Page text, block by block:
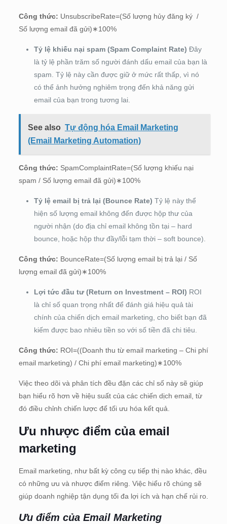
Công thức: UnsubscribeRate=(Số lượng hủy đăng ký ​ /
Số lượng email đã gửi)∗100%
Tỷ lệ khiếu nại spam (Spam Complaint Rate) Đây
là tỷ lệ phần trăm số người đánh dấu email của bạn là
spam. Tỷ lệ này cần được giữ ở mức rất thấp, vì nó
có thể ảnh hưởng nghiêm trọng đến khả năng gửi
email của bạn trong tương lai.
See also Tự động hóa Email Marketing
(Email Marketing Automation)
Công thức: SpamComplaintRate=(Số lượng khiếu nại
spam / Số lượng email đã gửi)∗100%
Tỷ lệ email bị trả lại (Bounce Rate) Tỷ lệ này thể
hiện số lượng email không đến được hộp thư của
người nhận (do địa chỉ email không tồn tại – hard
bounce, hoặc hộp thư đầy/lỗi tạm thời – soft bounce).
Công thức: BounceRate=(Số lượng email bị trả lại / Số
lượng email đã gửi)∗100%
Lợi tức đầu tư (Return on Investment – ROI) ROI
là chỉ số quan trọng nhất để đánh giá hiệu quả tài
chính của chiến dịch email marketing, cho biết bạn đã
kiếm được bao nhiêu tiền so với số tiền đã chi tiêu.
Công thức: ROI=((Doanh thu từ email marketing – Chi phí
email marketing) / Chi phí email marketing)∗100%
Việc theo dõi và phân tích đều đặn các chỉ số này sẽ giúp
bạn hiểu rõ hơn về hiệu suất của các chiến dịch email, từ
đó điều chỉnh chiến lược để tối ưu hóa kết quả.
Ưu nhược điểm của email
marketing
Email marketing, như bất kỳ công cụ tiếp thị nào khác, đều
có những ưu và nhược điểm riêng. Việc hiểu rõ chúng sẽ
giúp doanh nghiệp tận dụng tối đa lợi ích và hạn chế rủi ro.
Ưu điểm của Email Marketing